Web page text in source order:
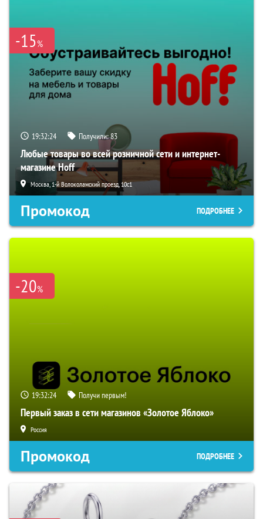
-15%
19:32:22 Получили:83
Любые товары во всей розничной сети и интернет-
магазине Hoff
Москва, 1-й Волоколамский проезд, 10с1
Промокод ПОДРОБНЕЕ
-20%
19:32:22 Получи первым!
Первый заказ в сети магазинов «Золотое Яблоко»
Россия
Промокод ПОДРОБНЕЕ